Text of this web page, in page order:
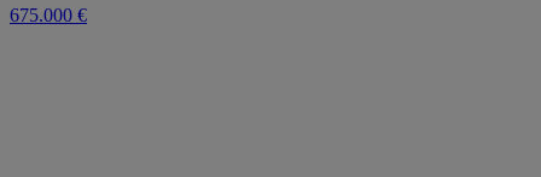
675.000 €